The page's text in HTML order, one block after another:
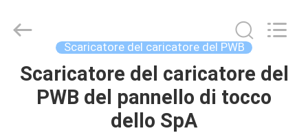
CASA
UNIQUE
AUTOMATION
Reserved.
Scaricatore del caricatore del PWB
Scaricatore del caricatore del
PWB del pannello di tocco
dello SpA